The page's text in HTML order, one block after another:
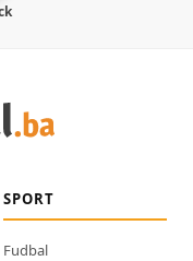
SPORT
Fudbal